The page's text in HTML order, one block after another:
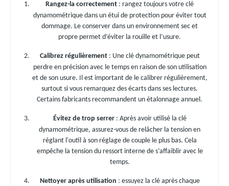
Rangez-la correctement : rangez toujours votre clé
dynamométrique dans un étui de protection pour éviter tout
dommage. Le conserver dans un environnement sec et
propre permet d’éviter la rouille et l’usure.
Calibrez régulièrement : Une clé dynamométrique peut
perdre en précision avec le temps en raison de son utilisation
et de son usure. Il est important de le calibrer régulièrement,
surtout si vous remarquez des écarts dans ses lectures.
Certains fabricants recommandent un étalonnage annuel.
Évitez de trop serrer : Après avoir utilisé la clé
dynamométrique, assurez-vous de relâcher la tension en
réglant l'outil à son réglage de couple le plus bas. Cela
empêche la tension du ressort interne de s’affaiblir avec le
temps.
Nettoyer après utilisation : essuyez la clé après chaque